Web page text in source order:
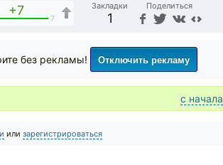
+7
7
Закладки
1
Поделиться
без рекламы! Отключить рекламу
с начала
или зарегистрироваться